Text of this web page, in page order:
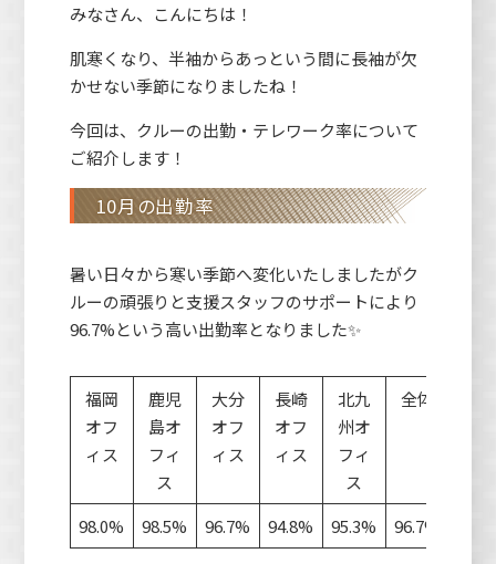
みなさん、こんにちは！
肌寒くなり、半袖からあっという間に長袖が欠
かせない季節になりましたね！
今回は、クルーの出勤・テレワーク率について
ご紹介します！
10月の出勤率
暑い日々から寒い季節へ変化いたしましたがク
ルーの頑張りと支援スタッフのサポートにより
96.7%という高い出勤率となりました✨
福岡
オフ
ィス
鹿児
島オ
フィ
ス
大分
オフ
ィス
長崎
オフ
ィス
北九
州オ
フィ
ス
全体
98.0% 98.5% 96.7% 94.8% 95.3% 96.7%